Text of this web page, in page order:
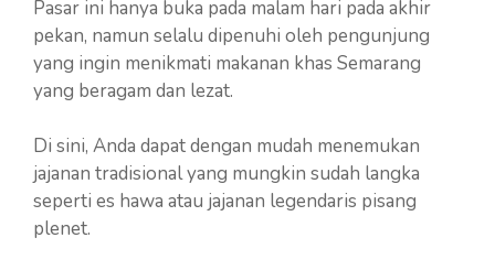
Pasar ini hanya buka pada malam hari pada akhir
pekan, namun selalu dipenuhi oleh pengunjung
yang ingin menikmati makanan khas Semarang
yang beragam dan lezat.
Di sini, Anda dapat dengan mudah menemukan
jajanan tradisional yang mungkin sudah langka
seperti es hawa atau jajanan legendaris pisang
plenet.